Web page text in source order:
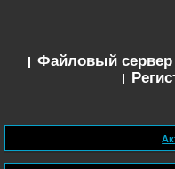
Файловый сервер